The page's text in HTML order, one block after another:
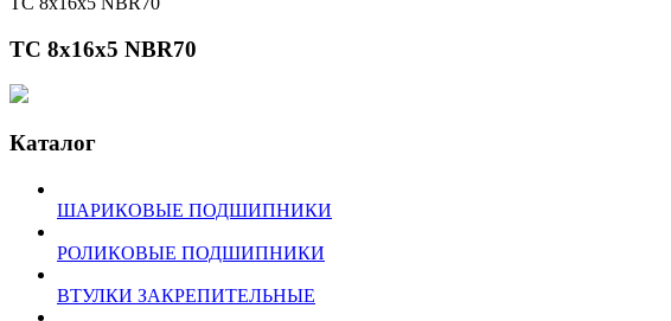
TC 8x16x5 NBR70
Каталог
ШАРИКОВЫЕ ПОДШИПНИКИ
РОЛИКОВЫЕ ПОДШИПНИКИ
ВТУЛКИ ЗАКРЕПИТЕЛЬНЫЕ